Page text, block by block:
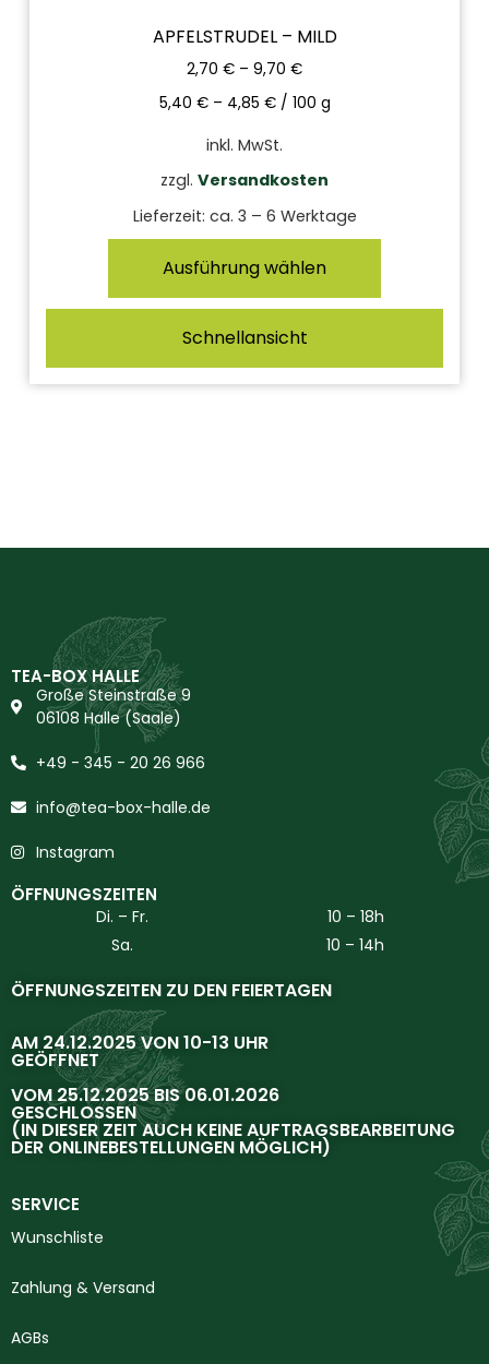
APFELSTRUDEL – MILD
2,70 € – 9,70 €
5,40 €– 4,85 €/ 100 g
inkl. MwSt.
zzgl. Versandkosten
Lieferzeit: ca. 3 – 6 Werktage
Ausführung wählen
Schnellansicht
TEA-BOX HALLE
Große Steinstraße 9
06108 Halle (Saale)
+49 - 345 - 20 26 966
info@tea-box-halle.de
Instagram
ÖFFNUNGSZEITEN
Di. – Fr.
10 – 18h
Sa.
10 – 14h
ÖFFNUNGSZEITEN ZU DEN FEIERTAGEN
AM 24.12.2025 VON 10-13 UHR
GEÖFFNET
VOM 25.12.2025 BIS 06.01.2026
GESCHLOSSEN
(IN DIESER ZEIT AUCH KEINE AUFTRAGSBEARBEITUNG
DER ONLINEBESTELLUNGEN MÖGLICH)
SERVICE
Wunschliste
Zahlung & Versand
AGBs